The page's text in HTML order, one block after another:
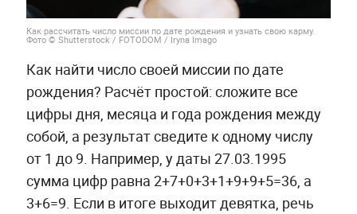
Как рассчитать число миссии по дате рождения и узнать свою карму.
Фото © Shutterstock / FOTODOM / Iryna Imago
Как найти число своей миссии по дате
рождения? Расчёт простой: сложите все
цифры дня, месяца и года рождения между
собой, а результат сведите к одному числу
от 1 до 9. Например, у даты 27.03.1995
сумма цифр равна 2+7+0+3+1+9+9+5=36, а
3+6=9. Если в итоге выходит девятка, речь